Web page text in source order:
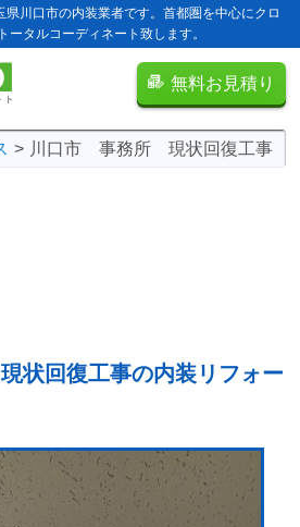
川口市の内装業者です。首都圏を中心にクロ
ータルコーディネート致します。
無料お見積り
川口市 事務所 現状回復工事
状回復工事の内装リフォー